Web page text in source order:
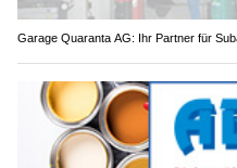
Garage Quaranta AG: Ihr Partner für